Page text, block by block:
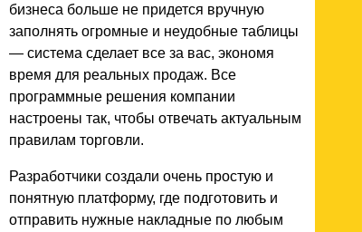
бизнеса больше не придется вручную
заполнять огромные и неудобные таблицы
— система сделает все за вас, экономя
время для реальных продаж. Все
программные решения компании
настроены так, чтобы отвечать актуальным
правилам торговли.
Разработчики создали очень простую и
понятную платформу, где подготовить и
отправить нужные накладные по любым